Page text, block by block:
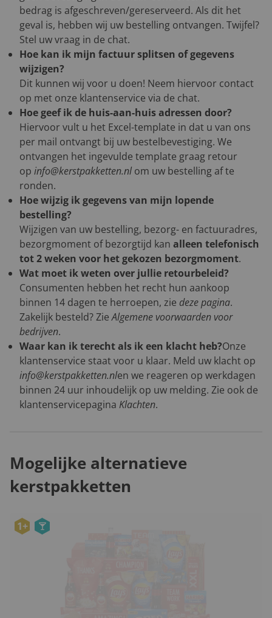
bedrag is afgeschreven/gereserveerd. Als dit het
geval is, hebben wij uw bestelling ontvangen. Twijfel?
Stel uw vraag in de chat.
Hoe kan ik mijn factuur splitsen of gegevens
wijzigen?
Dit kunnen wij voor u doen! Neem hiervoor contact
op met onze klantenservice via de chat.
Hoe geef ik de huis-aan-huis adressen door?
Hiervoor vult u het Excel-template in dat u van ons
per mail ontvangt bij uw bestelbevestiging. We
ontvangen het ingevulde template graag retour
op info@kerstpakketten.nlom uw bestelling af te
ronden.
Hoe wijzig ik gegevens van mijn lopende
bestelling?
Wijzigen van uw bestelling, bezorg- en factuuradres,
bezorgmoment of bezorgtijd kan alleen telefonisch
tot 2 weken voor het gekozen bezorgmoment.
Wat moet ik weten over jullie retourbeleid?
Consumenten hebben het recht hun aankoop
binnen 14 dagen te herroepen, zie deze pagina.
Zakelijk besteld? ZieAlgemene voorwaarden voor
bedrijven.
Waar kan ik terecht als ik een klacht heb?Onze
klantenservice staat voor u klaar. Meld uw klacht op
info@kerstpakketten.nlen we reageren op werkdagen
binnen 24 uur inhoudelijk op uw melding. Zie ook de
klantenservicepagina Klachten.
Mogelijke alternatieve
kerstpakketten
1+